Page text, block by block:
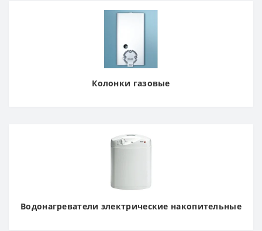
Колонки газовые
Водонагреватели электрические накопительные